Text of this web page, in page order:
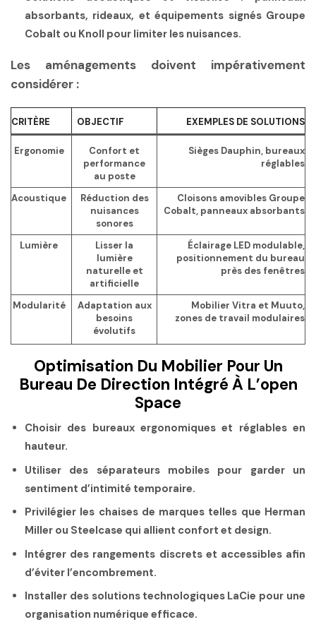
absorbants, rideaux, et équipements signés Groupe
Cobalt ou Knoll pour limiter les nuisances.
Les aménagements doivent impérativement
considérer :
CRITÈRE OBJECTIF EXEMPLES DE SOLUTIONS
Ergonomie
Confort et
performance
au poste
Sièges Dauphin, bureaux
réglables
Acoustique
Réduction des
nuisances
sonores
Cloisons amovibles Groupe
Cobalt, panneaux absorbants
Lumière
Lisser la
lumière
naturelle et
artificielle
Éclairage LED modulable,
positionnement du bureau
près des fenêtres
Modularité
Adaptation aux
besoins
évolutifs
Mobilier Vitra et Muuto,
zones de travail modulaires
Optimisation Du Mobilier Pour Un
Bureau De Direction Intégré À L’open
Space
Choisir des bureaux ergonomiques et réglables en
hauteur.
Utiliser des séparateurs mobiles pour garder un
sentiment d’intimité temporaire.
Privilégier les chaises de marques telles que Herman
Miller ou Steelcase qui allient confort et design.
Intégrer des rangements discrets et accessibles afin
d’éviter l’encombrement.
Installer des solutions technologiques LaCie pour une
organisation numérique efficace.